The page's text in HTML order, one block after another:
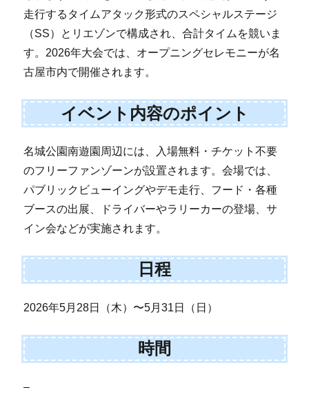
走行するタイムアタック形式のスペシャルステージ
（SS）とリエゾンで構成され、合計タイムを競いま
す。2026年大会では、オープニングセレモニーが名
古屋市内で開催されます。
イベント内容のポイント
名城公園南遊園周辺には、入場無料・チケット不要
のフリーファンゾーンが設置されます。会場では、
パブリックビューイングやデモ走行、フード・各種
ブースの出展、ドライバーやラリーカーの登場、サ
イン会などが実施されます。
日程
2026年5月28日（木）〜5月31日（日）
時間
–